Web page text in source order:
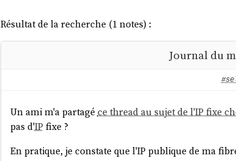
Résultat de la recherche (1 notes) :
Journal du
Un ami m'a partagéce thread au sujet de l'IP fixe
pas d'IP fixe ?
En pratique, je constate que l'IP publique de ma